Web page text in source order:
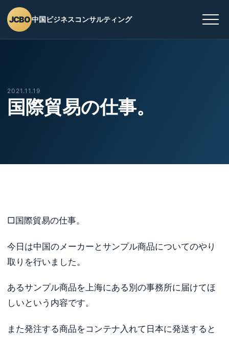
JCBO 中国ビジネスコンサルティング
2021.11.19
国際貿易の仕事。
□国際貿易の仕事。
今日は中国のメーカーとサンプル商品についてのやり
取りを行いました。
あるサンプル商品を上海にある別の事務所に届けてほ
しいという内容です。
また発注する商品をコンテナ入れて日本に発送すると